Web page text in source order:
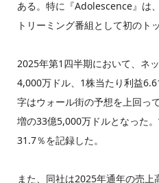
ある。特に『Adolescence』は
トリーミング番組として初のト
2025年第1四半期において、ネ
4,000万ドル、1株当たり利益
字はウォール街の予想を上回っ
増の33億5,000万ドルとなった
31.7％を記録した。
また、同社は2025年通年の売